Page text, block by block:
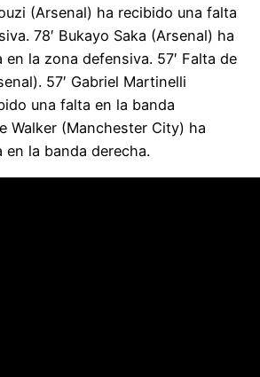
(Arsenal) ha recibido una falta
78′ Bukayo Saka (Arsenal) ha
la zona defensiva. 57′ Falta de
57′ Gabriel Martinelli
una falta en la banda
Walker (Manchester City) ha
en la banda derecha.